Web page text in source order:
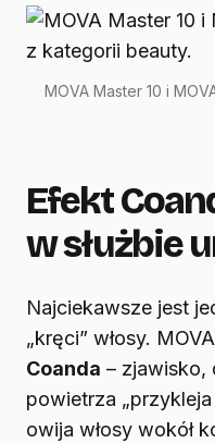
MOVA Master 10 i
Efekt
w służbie
Najciekawsze jest
„kręci” włosy.
Coanda – zjawisko,
powietrza
owija włosy wokół